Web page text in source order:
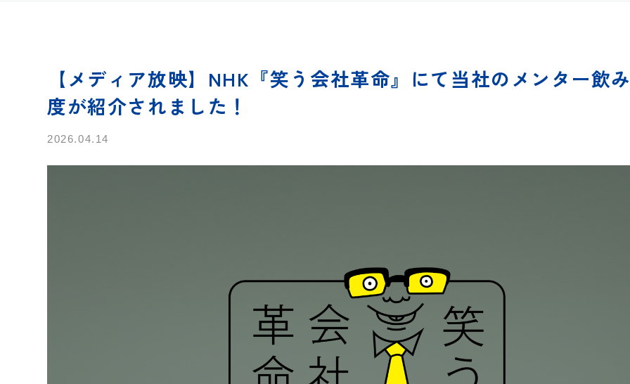
【メディア放映】NHK『笑う会社革命』にて当社のメンター飲
度が紹介されました！
2026.04.14